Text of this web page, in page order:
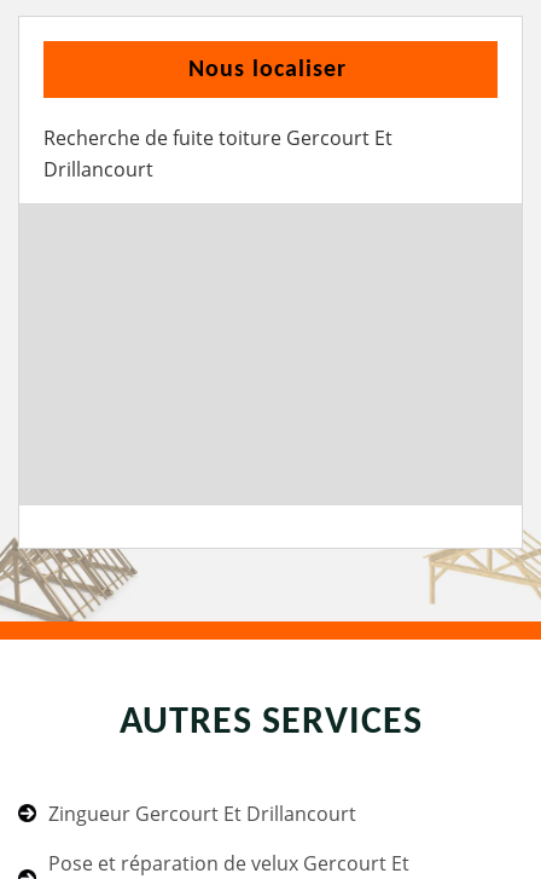
Nous localiser
Recherche de fuite toiture Gercourt Et
Drillancourt
AUTRES SERVICES
Zingueur Gercourt Et Drillancourt
Pose et réparation de velux Gercourt Et